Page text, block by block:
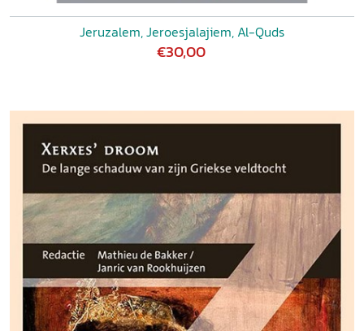
Jeruzalem, Jeroesjalajiem, Al-Quds
€30,00